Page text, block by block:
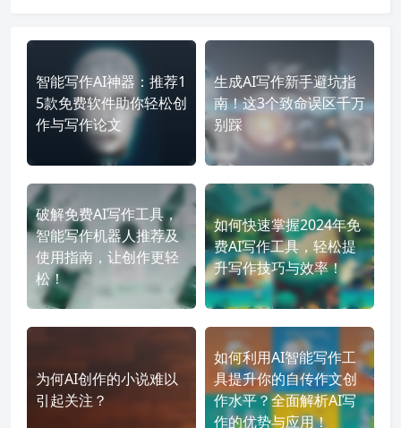
智能写作AI神器：推荐1
5款免费软件助你轻松创
作与写作论文
生成AI写作新手避坑指
南！这3个致命误区千万
别踩
破解免费AI写作工具，
智能写作机器人推荐及
使用指南，让创作更轻
松！
如何快速掌握2024年免
费AI写作工具，轻松提
升写作技巧与效率！
为何AI创作的小说难以
引起关注？
如何利用AI智能写作工
具提升你的自传作文创
作水平？全面解析AI写
作的优势与应用！